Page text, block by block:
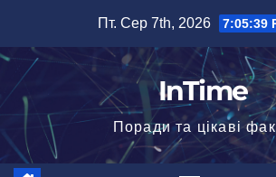
вмісту
Пт. Сер 7th, 2026 7:05:40
InTime
Поради та цікаві